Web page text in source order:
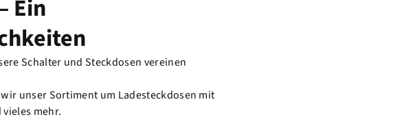
Ein
Schalter und Steckdosen vereinen
unser Sortiment um Ladesteckdosen mit
mehr.